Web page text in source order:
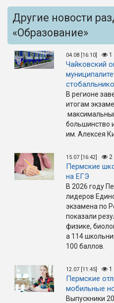
Другие новости
«Образование»
04.08 [16:10] 1
Чайковский
В регионе
итогам
большинство
им. Алексея
15.07 [16:42] 2
Пермские
на ЕГЭ
В 2026 году
лидеров
экзамена по
показали
физике,
а 114
100 баллов.
12.07 [11:45] 1
Пермские
мобильные
Выпускники